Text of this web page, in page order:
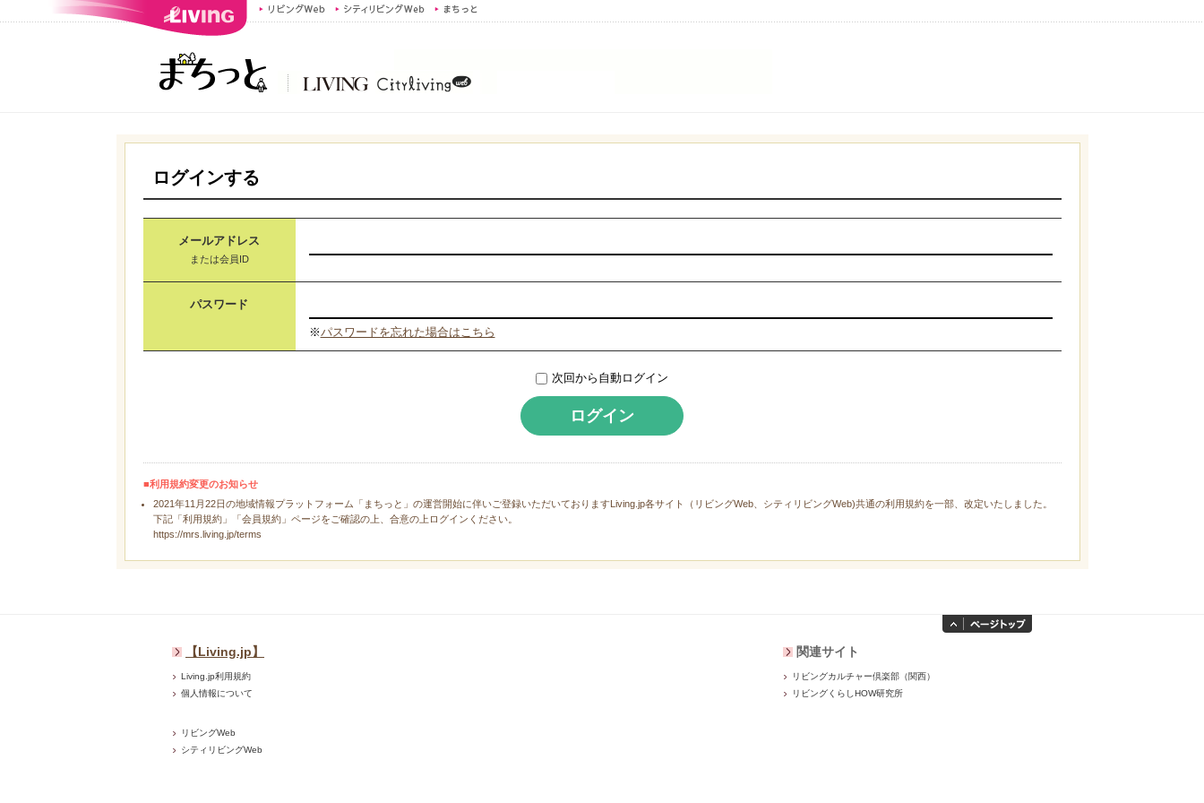
ログインする
メールアドレス
または会員ID
パスワード
※パスワードを忘れた場合はこちら
次回から自動ログイン
ログイン
■利用規約変更のお知らせ
2021年11月22日の地域情報プラットフォーム「まちっと」の運営開始に伴いご登録いただいておりますLiving.jp各サイト（リビングWeb、シティリビングWeb)共通の利用規約を一部、改定いたしました。
下記「利用規約」「会員規約」ページをご確認の上、合意の上ログインください。
https://mrs.living.jp/terms
【Living.jp】
Living.jp利用規約
個人情報について
リビングWeb
シティリビングWeb
関連サイト
リビングカルチャー倶楽部（関西）
リビングくらしHOW研究所